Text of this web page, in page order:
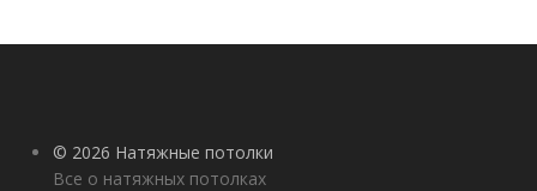
задачи
© 2026 Натяжные потолки
Все о натяжных потолках